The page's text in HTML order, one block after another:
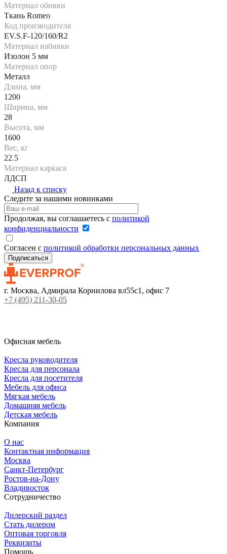
Материал обивки
Ткань Romeo
Код производителя
EV.S.F-120/160/R2
Материал набивки
Изолон 5 мм
Материал опор
Металл
Длина, мм
1200
Ширина, мм
28
Высота, мм
1600
Вес, кг
22.5
Материал каркаса
ЛДСП
Назад к списку
Следите за нашими новинками
Продолжая, вы соглашаетесь с политикой
конфиденциальности
Согласен с политикой обработки персональных данных
г. Москва, Адмирала Корнилова вл55с1, офис 7
+7 (495) 211-30-05
Офисная мебель
Кресла руководителя
Кресла для персонала
Кресла для посетителя
Мебель для офиса
Мягкая мебель
Домашняя мебель
Детская мебель
Компания
О нас
Контактная информация
Москва
Санкт-Петербург
Ростов-на-Дону
Владивосток
Сотрудничество
Дилерский раздел
Стать дилером
Оптовая торговля
Реквизиты
Помощь